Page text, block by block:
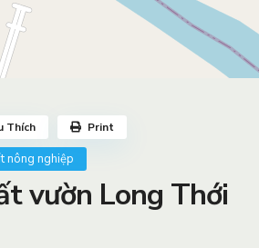
nông nghiệp
vườn Long Thới
Thích Print